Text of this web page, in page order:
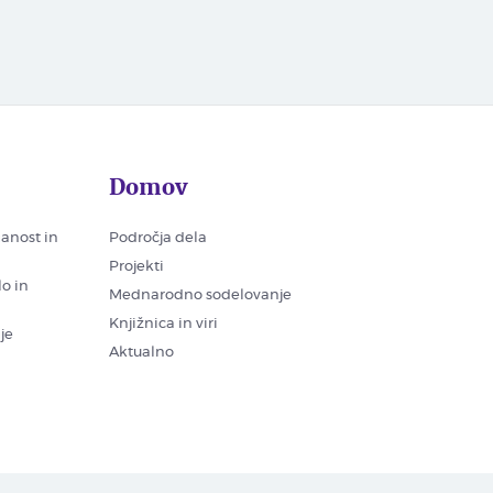
in
in
Domov
Področja dela
Projekti
Mednarodno sodelovanje
Knjižnica in viri
Aktualno